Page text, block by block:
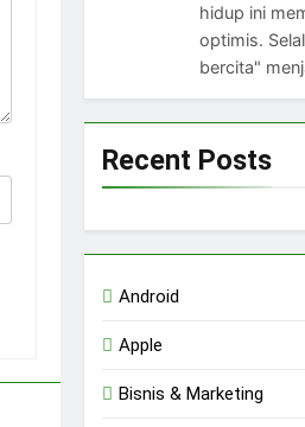
hidup ini
optimis.
bercita"
Recent Posts
Android
Apple
Bisnis & Marketing